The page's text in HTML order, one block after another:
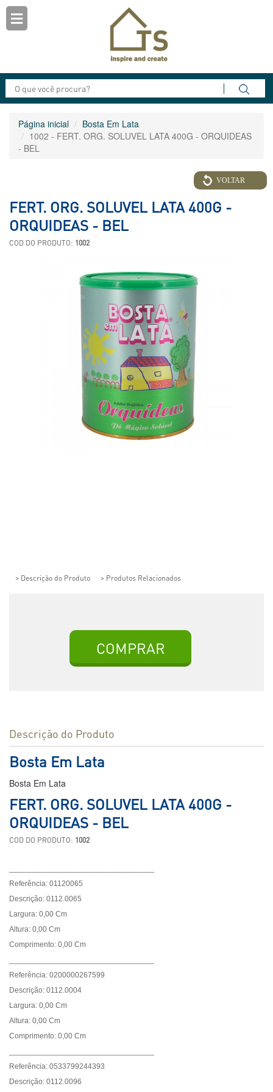
Página inicial
Bosta Em Lata
1002 - FERT. ORG. SOLUVEL LATA 400G - ORQUIDEAS
- BEL
VOLTAR
FERT. ORG. SOLUVEL LATA 400G -
ORQUIDEAS - BEL
COD DO PRODUTO: 1002
> Descrição do Produto > Produtos Relacionados
COMPRAR
Descrição do Produto
Bosta Em Lata
Bosta Em Lata
FERT. ORG. SOLUVEL LATA 400G -
ORQUIDEAS - BEL
COD DO PRODUTO: 1002
Referência: 01120065
Descrição: 0112.0065
Largura: 0,00 Cm
Altura: 0,00 Cm
Comprimento: 0,00 Cm
Referência: 0200000267599
Descrição: 0112.0004
Largura: 0,00 Cm
Altura: 0,00 Cm
Comprimento: 0,00 Cm
Referência: 0533799244393
Descrição: 0112.0096